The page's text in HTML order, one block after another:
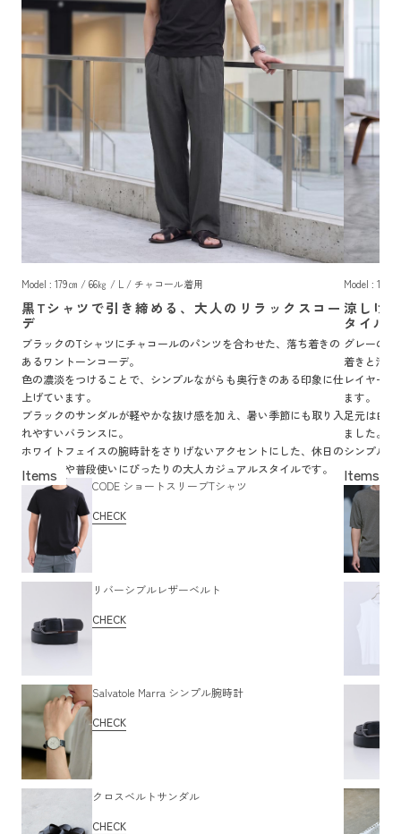
Model : 179㎝ / 66㎏ / L / チャコール着用
黒Tシャツで引き締める、大人のリラックスコー
デ
ブラックのTシャツにチャコールのパンツを合わせた、落ち着きの
あるワントーンコーデ。
色の濃淡をつけることで、シンプルながらも奥行きのある印象に仕
上げています。
ブラックのサンダルが軽やかな抜け感を加え、暑い季節にも取り入
れやすいバランスに。
ホワイトフェイスの腕時計をさりげないアクセントにした、休日の
お出かけや普段使いにぴったりの大人カジュアルスタイルです。
CODE ショートスリーブTシャツ
CHECK
リバーシブルレザーベルト
CHECK
Salvatole Marra シンプル腕時計
CHECK
クロスベルトサンダル
CHECK
Model : 179
涼しげ
タイル
グレーの
着きと清
レイヤー
ます。
足元は白
ました。
シンプル
けやリラ